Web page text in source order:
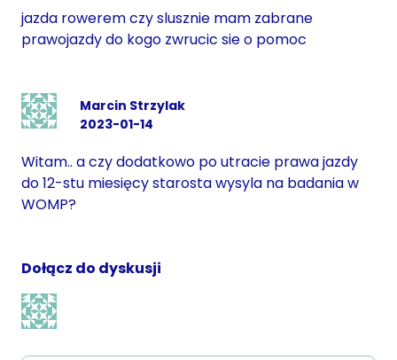
jazda rowerem czy slusznie mam zabrane
prawojazdy do kogo zwrucic sie o pomoc
Marcin Strzylak
2023-01-14
Witam.. a czy dodatkowo po utracie prawa jazdy
do 12-stu miesięcy starosta wysyla na badania w
WOMP?
Dołącz do dyskusji